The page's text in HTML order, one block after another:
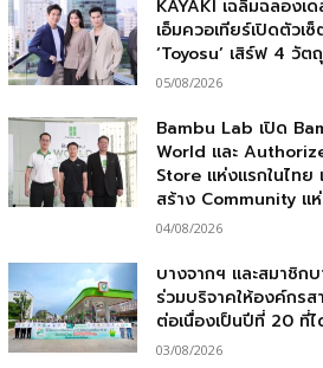
KAYAKI เฉลิมฉลองเ
เอ็มควอเทียร์เปิดตัวเซ็
‘Toyosu’ เสิร์ฟ 4 วัต
05/08/2026
Bambu Lab เปิด
World และ
Store แห่งแรกในไทย
สร้าง Community แห่
04/08/2026
บางจากฯ และสมาชิก
ร่วมบริจาคให้องค์กร
ต่อเนื่องเป็นปีที่ 20 ที่ไ
03/08/2026